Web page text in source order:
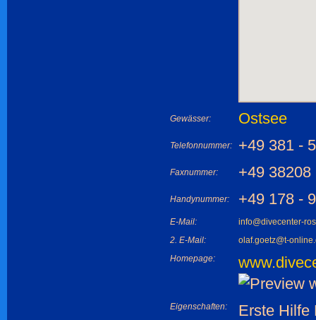
Gewässer: Ostsee
Telefonnummer: +49 381 -
Faxnummer: +49 38208
Handynummer: +49 178 -
E-Mail:
info@divecenter-
2. E-Mail:
olaf.goetz@t-
Homepage:
Eigenschaften:
Erste Hilfe